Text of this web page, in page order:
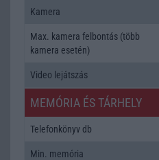
Kamera
Max. kamera felbontás (több
kamera esetén)
Video lejátszás
MEMÓRIA ÉS TÁRHELY
Telefonkönyv db
Min. memória